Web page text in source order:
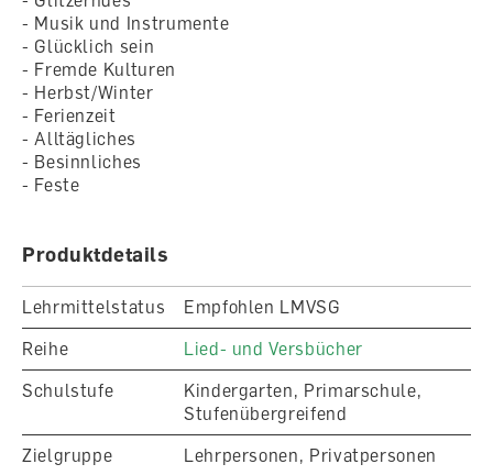
- Musik und Instrumente
- Glücklich sein
- Fremde Kulturen
- Herbst/Winter
- Ferienzeit
- Alltägliches
- Besinnliches
- Feste
Produktdetails
Lehrmittelstatus
Empfohlen LMVSG
Reihe
Lied- und Versbücher
Schulstufe
Kindergarten, Primarschule,
Stufenübergreifend
Zielgruppe
Lehrpersonen, Privatpersonen